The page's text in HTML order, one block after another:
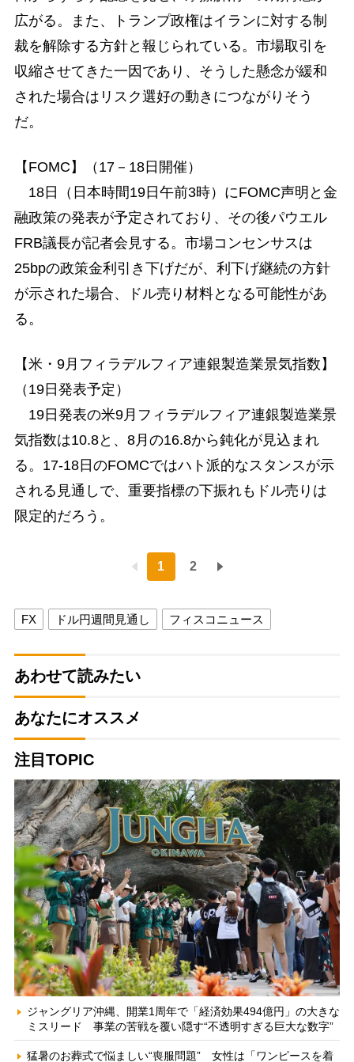
広がる。また、トランプ政権はイランに対する制
裁を解除する方針と報じられている。市場取引を
収縮させてきた一因であり、そうした懸念が緩和
された場合はリスク選好の動きにつながりそう
だ。
【FOMC】（17－18日開催）
18日（日本時間19日午前3時）にFOMC声明と金
融政策の発表が予定されており、その後パウエル
FRB議長が記者会見する。市場コンセンサスは
25bpの政策金利引き下げだが、利下げ継続の方針
が示された場合、ドル売り材料となる可能性があ
る。
【米・9月フィラデルフィア連銀製造業景気指数】
（19日発表予定）
19日発表の米9月フィラデルフィア連銀製造業景
気指数は10.8と、8月の16.8から鈍化が見込まれ
る。17-18日のFOMCではハト派的なスタンスが示
される見通しで、重要指標の下振れもドル売りは
限定的だろう。
1 2
FX ドル円週間見通し フィスコニュース
あわせて読みたい
あなたにオススメ
注目TOPIC
ジャングリア沖縄、開業1周年で「経済効果494億円」の大きな
ミスリード 事業の苦戦を覆い隠す“不透明すぎる巨大な数字”
猛暑のお葬式で悩ましい“喪服問題” 女性は「ワンピースを着